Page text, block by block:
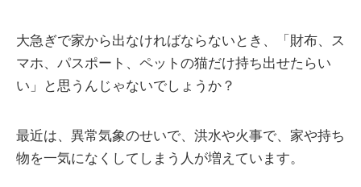
大急ぎで家から出なければならないとき、「財布、ス
マホ、パスポート、ペットの猫だけ持ち出せたらい
い」と思うんじゃないでしょうか？
最近は、異常気象のせいで、洪水や火事で、家や持ち
物を一気になくしてしまう人が増えています。